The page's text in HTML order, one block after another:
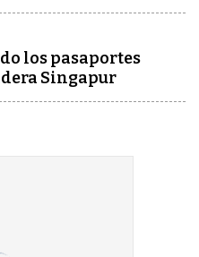
los pasaportes
Singapur